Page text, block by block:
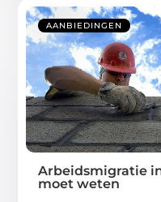
AANBIEDINGEN
Arbeidsmigratie
moet weten